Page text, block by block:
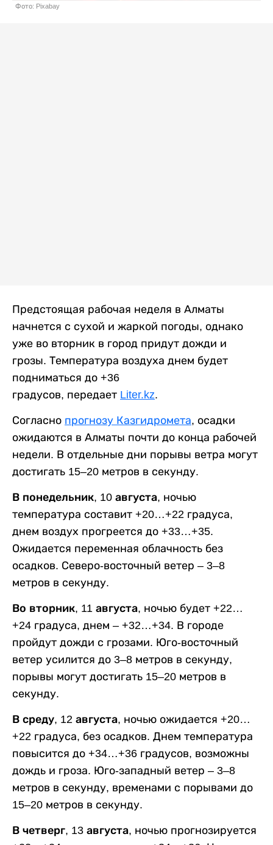
Фото: Pixabay
Предстоящая рабочая неделя в Алматы
начнется с сухой и жаркой погоды, однако
уже во вторник в город придут дожди и
грозы. Температура воздуха днем будет
подниматься до +36
градусов, передает Liter.kz.
Согласно прогнозу Казгидромета, осадки
ожидаются в Алматы почти до конца рабочей
недели. В отдельные дни порывы ветра могут
достигать 15–20 метров в секунду.
В понедельник, 10 августа, ночью
температура составит +20…+22 градуса,
днем воздух прогреется до +33…+35.
Ожидается переменная облачность без
осадков. Северо-восточный ветер – 3–8
метров в секунду.
Во вторник, 11 августа, ночью будет +22…
+24 градуса, днем – +32…+34. В городе
пройдут дожди с грозами. Юго-восточный
ветер усилится до 3–8 метров в секунду,
порывы могут достигать 15–20 метров в
секунду.
В среду, 12 августа, ночью ожидается +20…
+22 градуса, без осадков. Днем температура
повысится до +34…+36 градусов, возможны
дождь и гроза. Юго-западный ветер – 3–8
метров в секунду, временами с порывами до
15–20 метров в секунду.
В четверг, 13 августа, ночью прогнозируется